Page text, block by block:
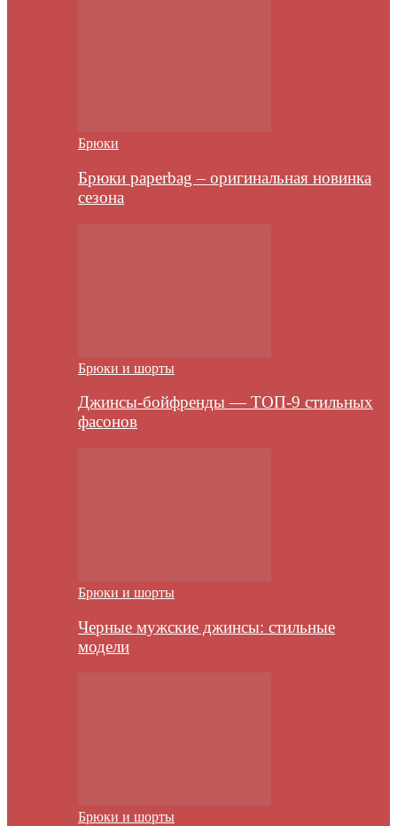
Брюки
Брюки paperbag – оригинальная новинка
сезона
Брюки и шорты
Джинсы-бойфренды — ТОП-9 стильных
фасонов
Брюки и шорты
Черные мужские джинсы: стильные
модели
Брюки и шорты